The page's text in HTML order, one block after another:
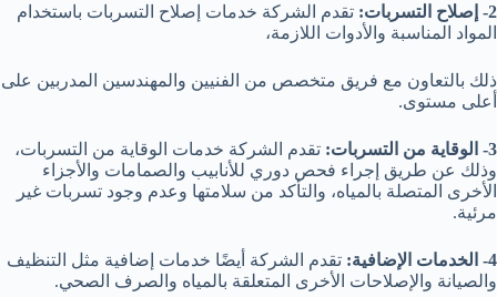
2- إصلاح التسربات:
تقدم الشركة خدمات إصلاح التسربات باستخدام
المواد المناسبة والأدوات اللازمة،
ذلك بالتعاون مع فريق متخصص من الفنيين والمهندسين المدربين على
أعلى مستوى.
3- الوقاية من التسربات:
تقدم الشركة خدمات الوقاية من التسربات،
وذلك عن طريق إجراء فحص دوري للأنابيب والصمامات والأجزاء
الأخرى المتصلة بالمياه، والتأكد من سلامتها وعدم وجود تسربات غير
مرئية.
4- الخدمات الإضافية:
تقدم الشركة أيضًا خدمات إضافية مثل التنظيف
والصيانة والإصلاحات الأخرى المتعلقة بالمياه والصرف الصحي.